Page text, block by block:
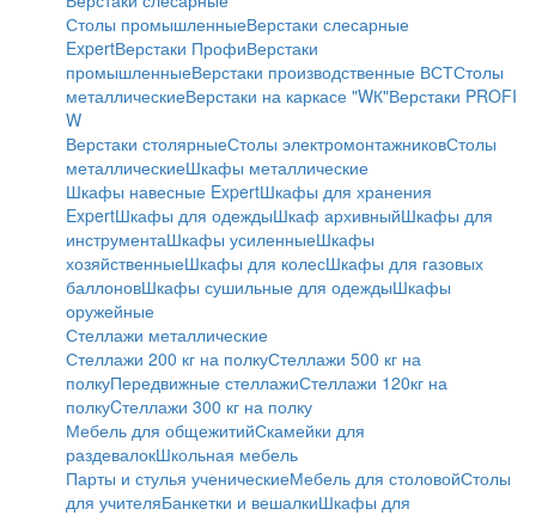
Столы промышленныеВерстаки слесарные
ExpertВерстаки ПрофиВерстаки
промышленныеВерстаки производственные ВСТСтолы
металлическиеВерстаки на каркасе "WК"Верстаки PROFI
W
Верстаки столярныеСтолы электромонтажниковСтолы
металлическиеШкафы металлические
Шкафы навесные ExpertШкафы для хранения
ExpertШкафы для одеждыШкаф архивныйШкафы для
инструментаШкафы усиленныеШкафы
хозяйственныеШкафы для колесШкафы для газовых
баллоновШкафы сушильные для одеждыШкафы
оружейные
Стеллажи металлические
Стеллажи 200 кг на полкуСтеллажи 500 кг на
полкуПередвижные стеллажиСтеллажи 120кг на
полкуCтеллажи 300 кг на полку
Мебель для общежитийСкамейки для
раздевалокШкольная мебель
Парты и стулья ученическиеМебель для столовойСтолы
для учителяБанкетки и вешалкиШкафы для